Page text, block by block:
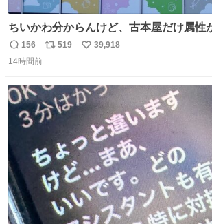
ちいかわ分からんけど、古本屋だけ属性
のはどういうこと？
返
信
156
リ
ト
数
519
い
数
39,918
14時間前